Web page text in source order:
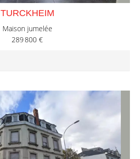
TURCKHEIM
Maison jumelée
289 800 €